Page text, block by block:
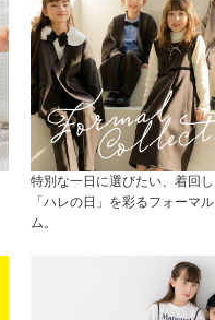
特別な一日に選びたい、着回
「ハレの日」を彩るフォーマ
ム。